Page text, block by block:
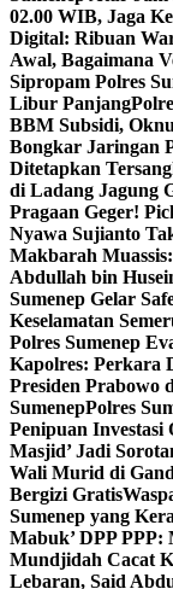
02.00 WIB, Jaga
Digital: Ribuan
Awal, Bagaimana
Sipropam Polres
Libur Panjang
BBM Subsidi,
Bongkar Jaringan
Ditetapkan
di Ladang Jagung
Pragaan Geger!
Nyawa Sujianto
Makbarah
Abdullah bin
Sumenep Gelar
Keselamatan
Polres Sumenep
Kapolres: Perkara
Presiden Prabowo
SumenepPolres
Penipuan Investasi
Masjid’ Jadi
Wali Murid di
Bergizi Gratis
Sumenep yang
Mabuk’ DPP
Mundjidah Cacat
Lebaran, Said